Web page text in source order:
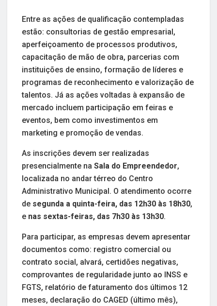
Entre as ações de qualificação contempladas
estão: consultorias de gestão empresarial,
aperfeiçoamento de processos produtivos,
capacitação de mão de obra, parcerias com
instituições de ensino, formação de líderes e
programas de reconhecimento e valorização de
talentos. Já as ações voltadas à expansão de
mercado incluem participação em feiras e
eventos, bem como investimentos em
marketing e promoção de vendas.
As inscrições devem ser realizadas
presencialmente na Sala do Empreendedor,
localizada no andar térreo do Centro
Administrativo Municipal. O atendimento ocorre
de segunda a quinta-feira, das 12h30 às 18h30,
e nas sextas-feiras, das 7h30 às 13h30.
Para participar, as empresas devem apresentar
documentos como: registro comercial ou
contrato social, alvará, certidões negativas,
comprovantes de regularidade junto ao INSS e
FGTS, relatório de faturamento dos últimos 12
meses, declaração do CAGED (último mês),